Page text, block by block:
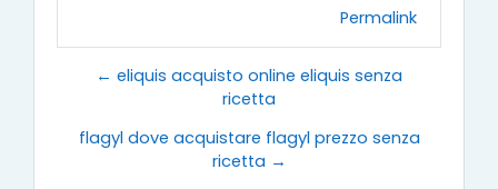
Permalink
← eliquis acquisto online eliquis senza
ricetta
flagyl dove acquistare flagyl prezzo senza
ricetta →